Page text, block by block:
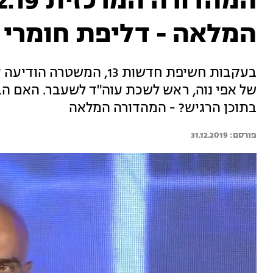
המלאה - דליפת
בעקבות חשיפת חדשות
של אפי נוה, ראש לשכת עוה"ד לשעבר. האם
בתוכן הרגיש? - המהדורה המלאה
31.12.2019